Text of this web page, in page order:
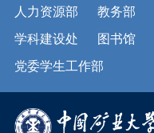
人力资源部
教务部
学科建设处
图书馆
党委学生工作部